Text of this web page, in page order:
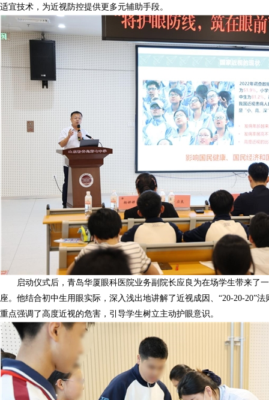
适宜技术，为近视防控提供更多元辅助手段。
启动仪式后，青岛华厦眼科医院业务副院长应良为在场学生带来了
座。他结合初中生用眼实际，深入浅出地讲解了近视成因、“20-20-20”
重点强调了高度近视的危害，引导学生树立主动护眼意识。